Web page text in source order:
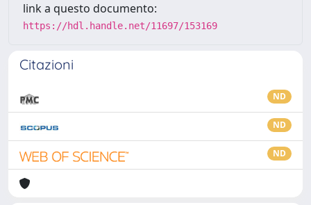
link a questo documento:
https://hdl.handle.net/11697/153169
Citazioni
ND
ND
ND